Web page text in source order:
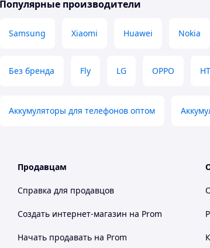
Популярные производители
Samsung Xiaomi Huawei Nokia
Без бренда Fly LG OPPO
Аккумуляторы для телефонов оптом
Продавцам
Справка для продавцов
Создать интернет-магазин на Prom
Начать продавать на Prom